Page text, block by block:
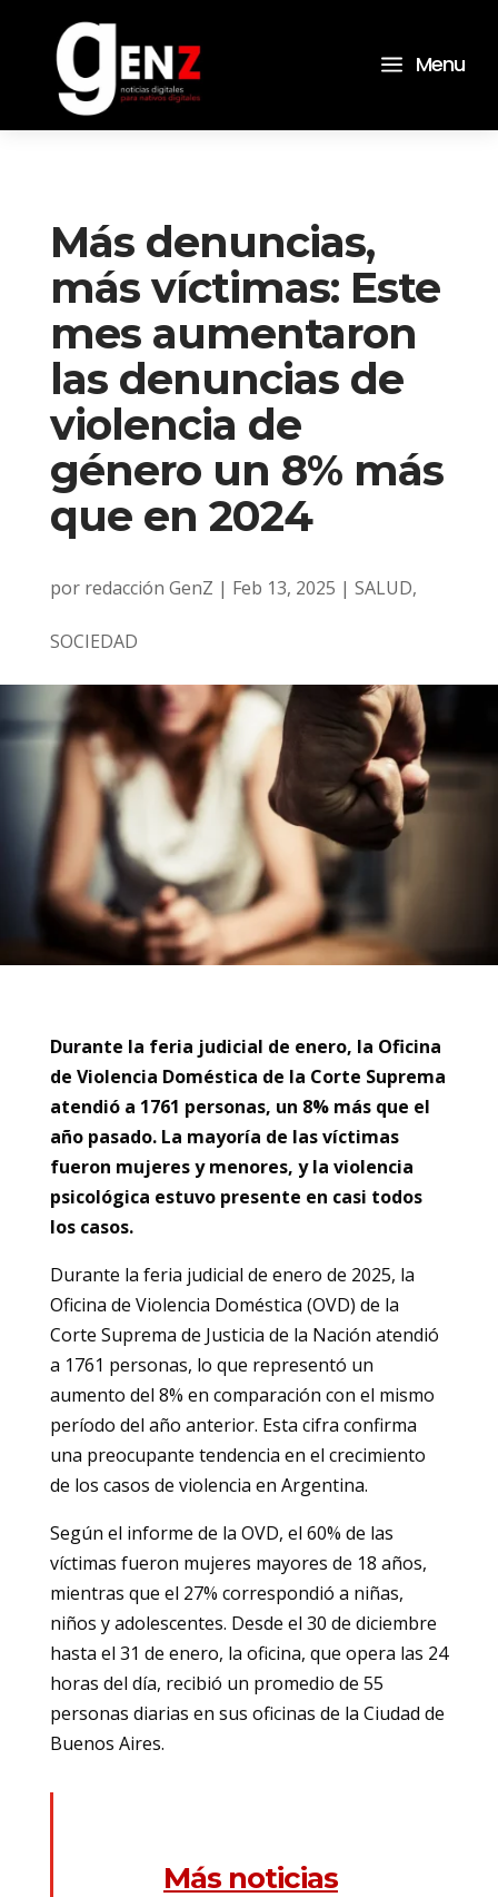
a Menu
Más denuncias,
más víctimas: Este
mes aumentaron
las denuncias de
violencia de
género un 8% más
que en 2024
por redacción GenZ | Feb 13, 2025 | SALUD,
SOCIEDAD
Durante la feria judicial de enero, la Oficina
de Violencia Doméstica de la Corte Suprema
atendió a 1761 personas, un 8% más que el
año pasado. La mayoría de las víctimas
fueron mujeres y menores, y la violencia
psicológica estuvo presente en casi todos
los casos.
Durante la feria judicial de enero de 2025, la
Oficina de Violencia Doméstica (OVD) de la
Corte Suprema de Justicia de la Nación atendió
a 1761 personas, lo que representó un
aumento del 8% en comparación con el mismo
período del año anterior. Esta cifra confirma
una preocupante tendencia en el crecimiento
de los casos de violencia en Argentina.
Según el informe de la OVD, el 60% de las
víctimas fueron mujeres mayores de 18 años,
mientras que el 27% correspondió a niñas,
niños y adolescentes. Desde el 30 de diciembre
hasta el 31 de enero, la oficina, que opera las 24
horas del día, recibió un promedio de 55
personas diarias en sus oficinas de la Ciudad de
Buenos Aires.
Más noticias